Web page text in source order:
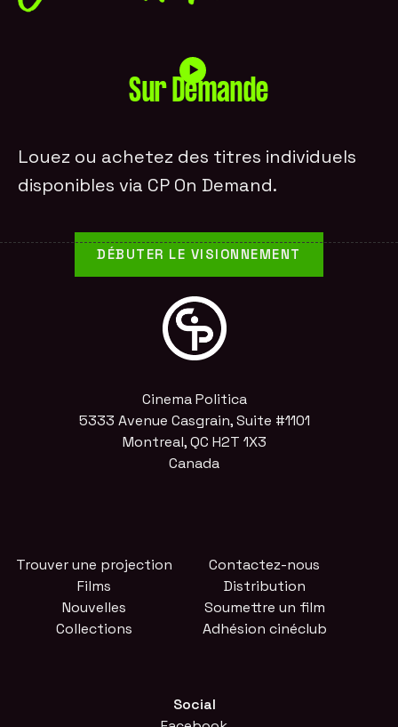
Sur Demande
Louez ou achetez des titres individuels
disponibles via CP On Demand.
DÉBUTER LE VISIONNEMENT
Cinema Politica
5333 Avenue Casgrain, Suite #1101
Montreal, QC H2T 1X3
Canada
Trouver une projection
Films
Nouvelles
Collections
Contactez-nous
Distribution
Soumettre un film
Adhésion cinéclub
Social